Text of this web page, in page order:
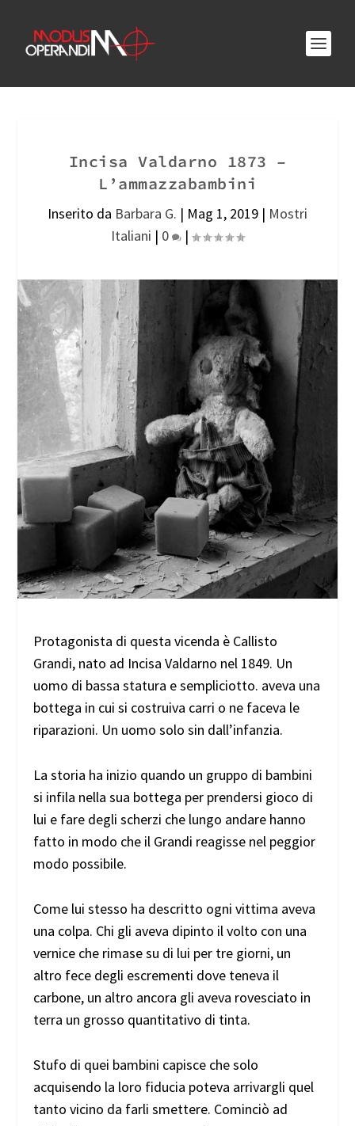
Incisa Valdarno 1873 –
L’ammazzabambini
Inserito da Barbara G. | Mag 1, 2019 | Mostri
Italiani | 0 |
Protagonista di questa vicenda è Callisto
Grandi, nato ad Incisa Valdarno nel 1849. Un
uomo di bassa statura e sempliciotto. aveva una
bottega in cui si costruiva carri o ne faceva le
riparazioni. Un uomo solo sin dall’infanzia.
La storia ha inizio quando un gruppo di bambini
si infila nella sua bottega per prendersi gioco di
lui e fare degli scherzi che lungo andare hanno
fatto in modo che il Grandi reagisse nel peggior
modo possibile.
Come lui stesso ha descritto ogni vittima aveva
una colpa. Chi gli aveva dipinto il volto con una
vernice che rimase su di lui per tre giorni, un
altro fece degli escrementi dove teneva il
carbone, un altro ancora gli aveva rovesciato in
terra un grosso quantitativo di tinta.
Stufo di quei bambini capisce che solo
acquisendo la loro fiducia poteva arrivargli quel
tanto vicino da farli smettere. Cominciò ad